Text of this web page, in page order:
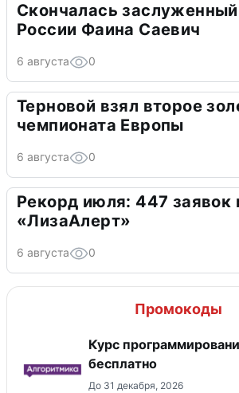
Скончалась
России Фаина Саевич
6 августа 0
Терновой взял второе
чемпионата Европы
6 августа 0
Рекорд июля: 447 заявок
«ЛизаАлерт»
6 августа 0
Промокоды
Курс
бесплатно
До 31 декабря, 2026